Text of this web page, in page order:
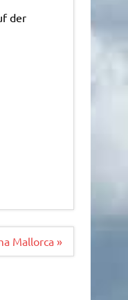
der
Mallorca »